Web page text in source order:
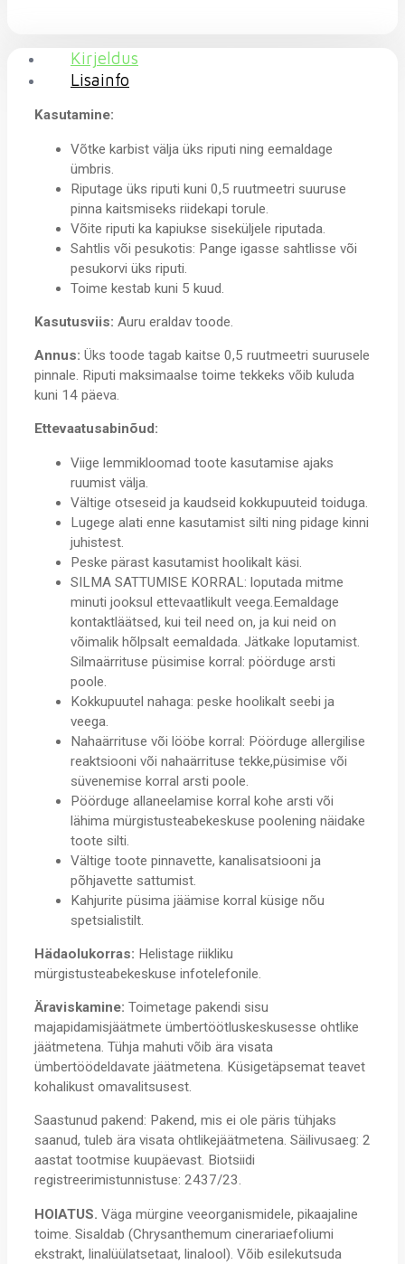
Kirjeldus
Lisainfo
Kasutamine:
Võtke karbist välja üks riputi ning eemaldage
ümbris.
Riputage üks riputi kuni 0,5 ruutmeetri suuruse
pinna kaitsmiseks riidekapi torule.
Võite riputi ka kapiukse siseküljele riputada.
Sahtlis või pesukotis: Pange igasse sahtlisse või
pesukorvi üks riputi.
Toime kestab kuni 5 kuud.
Kasutusviis: Auru eraldav toode.
Annus: Üks toode tagab kaitse 0,5 ruutmeetri suurusele
pinnale. Riputi maksimaalse toime tekkeks võib kuluda
kuni 14 päeva.
Ettevaatusabinõud:
Viige lemmikloomad toote kasutamise ajaks
ruumist välja.
Vältige otseseid ja kaudseid kokkupuuteid toiduga.
Lugege alati enne kasutamist silti ning pidage kinni
juhistest.
Peske pärast kasutamist hoolikalt käsi.
SILMA SATTUMISE KORRAL: loputada mitme
minuti jooksul ettevaatlikult veega.Eemaldage
kontaktläätsed, kui teil need on, ja kui neid on
võimalik hõlpsalt eemaldada. Jätkake loputamist.
Silmaärrituse püsimise korral: pöörduge arsti
poole.
Kokkupuutel nahaga: peske hoolikalt seebi ja
veega.
Nahaärrituse või lööbe korral: Pöörduge allergilise
reaktsiooni või nahaärrituse tekke,püsimise või
süvenemise korral arsti poole.
Pöörduge allaneelamise korral kohe arsti või
lähima mürgistusteabekeskuse poolening näidake
toote silti.
Vältige toote pinnavette, kanalisatsiooni ja
põhjavette sattumist.
Kahjurite püsima jäämise korral küsige nõu
spetsialistilt.
Hädaolukorras: Helistage riikliku
mürgistusteabekeskuse infotelefonile.
Äraviskamine: Toimetage pakendi sisu
majapidamisjäätmete ümbertöötluskeskusesse ohtlike
jäätmetena. Tühja mahuti võib ära visata
ümbertöödeldavate jäätmetena. Küsigetäpsemat teavet
kohalikust omavalitsusest.
Saastunud pakend: Pakend, mis ei ole päris tühjaks
saanud, tuleb ära visata ohtlikejäätmetena. Säilivusaeg: 2
aastat tootmise kuupäevast. Biotsiidi
registreerimistunnistuse: 2437/23.
HOIATUS. Väga mürgine veeorganismidele, pikaajaline
toime. Sisaldab (Chrysanthemum cinerariaefoliumi
ekstrakt, linalüülatsetaat, linalool). Võib esilekutsuda